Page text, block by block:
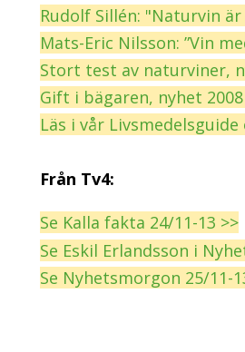
Rudolf Sillén: "Naturvin
Mats-Eric Nilsson: ”Vin
Stort test av naturviner,
Gift i bägaren, nyhet 2008
Läs i vår Livsmedelsguide
Från Tv4:
Se Kalla fakta 24/11-13 >>
Se Eskil Erlandsson i
Se Nyhetsmorgon 25/11-